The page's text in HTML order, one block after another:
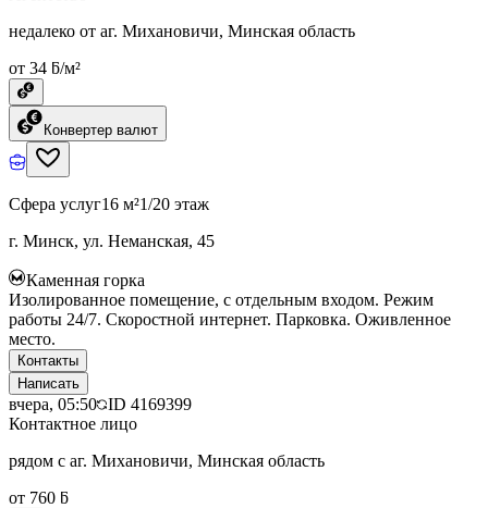
недалеко от аг. Михановичи, Минская область
от 34 ƃ/м²
Конвертер валют
Сфера услуг16 м²1/20 этаж
г. Минск, ул. Неманская, 45
Каменная горка
Изолированное помещение, с отдельным входом. Режим
работы 24/7. Скоростной интернет. Парковка. Оживленное
место.
Контакты
Написать
вчера, 05:50 ID 4169399
Контактное лицо
рядом с аг. Михановичи, Минская область
от 760 ƃ